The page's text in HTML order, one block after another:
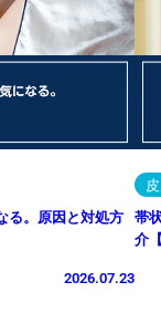
る。原因と対処方
2026.07.23
帯
介